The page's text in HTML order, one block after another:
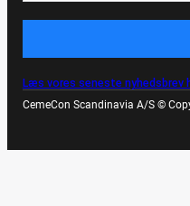
Læs vores seneste nyhedsbrev
CemeCon Scandinavia A/S ©